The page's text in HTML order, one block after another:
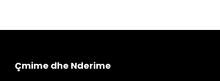
289 €.është:
Çmime dhe Nderime